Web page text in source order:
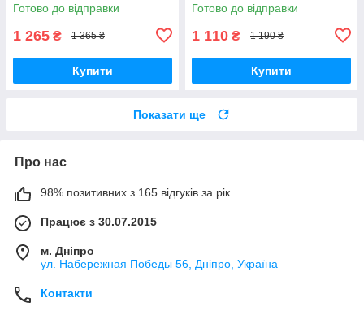
Готово до відправки
1 265 ₴ 1 365 ₴
Купити
Готово до відправки
1 110 ₴ 1 190 ₴
Купити
Показати ще
Про нас
98% позитивних з 165 відгуків за рік
Працює з 30.07.2015
м. Дніпро
ул. Набережная Победы 56, Дніпро, Україна
Контакти